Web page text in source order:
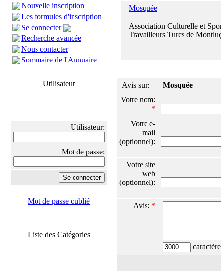
Nouvelle inscription
Les formules d'inscription
Se connecter
Recherche avancée
Nous contacter
Sommaire de l'Annuaire
Utilisateur
Utilisateur:
Mot de passe:
Mot de passe oublié
Liste des Catégories
Mosquée
Association Culturelle et
Travailleurs Turcs de
Avis sur:
Mosquée
Votre nom:
*
Votre e-
mail
(optionnel):
Votre site
web
(optionnel):
Avis: *